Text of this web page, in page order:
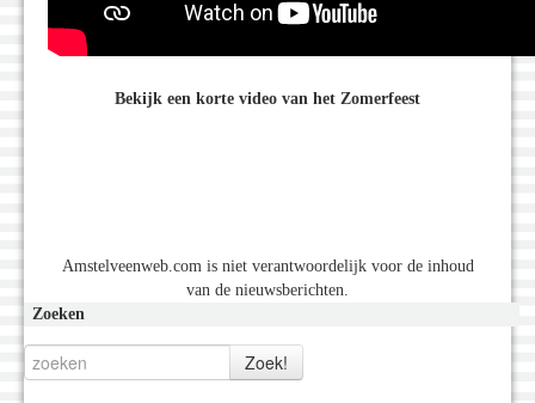
Bekijk een korte video van het Zomerfeest
Amstelveenweb.com is niet verantwoordelijk voor de inhoud
van de nieuwsberichten.
Zoeken